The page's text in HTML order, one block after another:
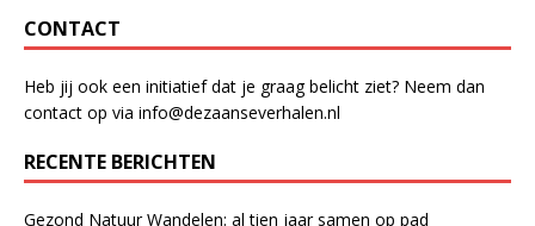
CONTACT
Heb jij ook een initiatief dat je graag belicht ziet? Neem dan
contact op via info@dezaanseverhalen.nl
RECENTE BERICHTEN
Gezond Natuur Wandelen: al tien jaar samen op pad